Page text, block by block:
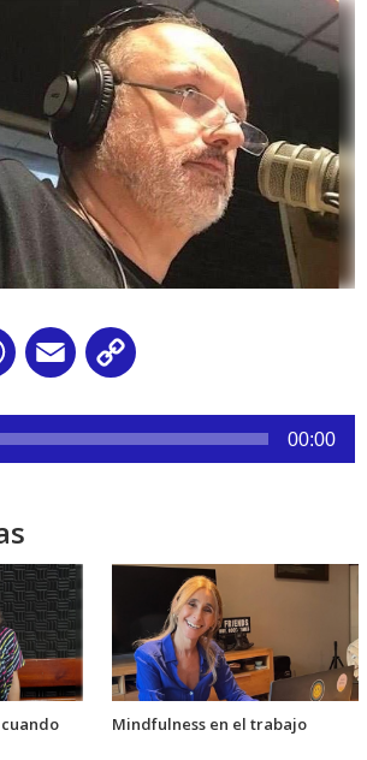
WhatsApp
Email
00:00
Mindfulness en el trabajo